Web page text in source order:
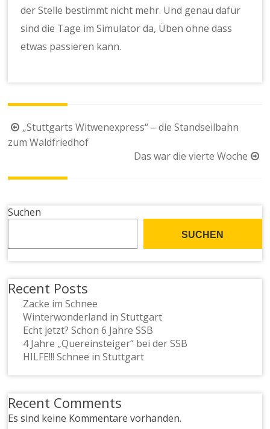
der Stelle bestimmt nicht mehr. Und genau dafür
sind die Tage im Simulator da, Üben ohne dass
etwas passieren kann.
Beitragsnavigation
„Stuttgarts Witwenexpress“ – die Standseilbahn
zum Waldfriedhof
Das war die vierte Woche
Suchen
SUCHEN
Recent Posts
Zacke im Schnee
Winterwonderland in Stuttgart
Echt jetzt? Schon 6 Jahre SSB
4 Jahre „Quereinsteiger“ bei der SSB
HILFE!!! Schnee in Stuttgart
Recent Comments
Es sind keine Kommentare vorhanden.